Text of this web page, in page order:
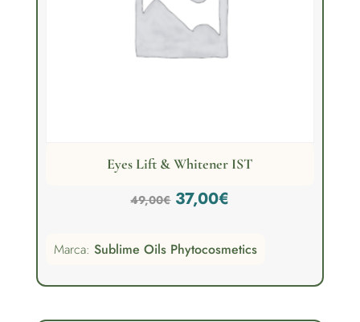
Eyes Lift & Whitener IST
49,00€ El
original
era:
37,00€
actual
es:
Marca: Sublime Oils Phytocosmetics